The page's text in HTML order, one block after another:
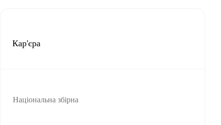
Кар'єра
Національна збірна